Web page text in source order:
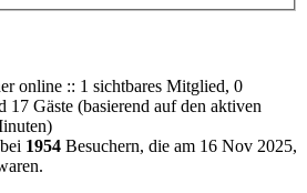
online :: 1 sichtbares Mitglied, 0
17 Gäste (basierend auf den aktiven
1954 Besuchern, die am 16 Nov 2025,